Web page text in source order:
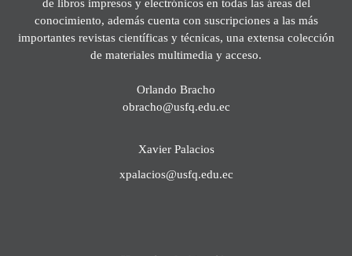
conocimiento, además cuenta con suscripciones a las más
importantes revistas científicas y técnicas, una extensa colección
de materiales multimedia y acceso.
Orlando Bracho
obracho@usfq.edu.ec
Xavier Palacios
xpalacios@usfq.edu.ec